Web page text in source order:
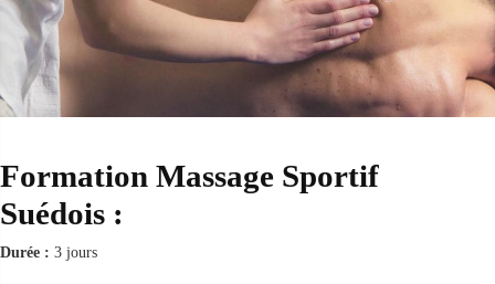
Formation Massage Sportif
Suédois :
Durée : 3 jours